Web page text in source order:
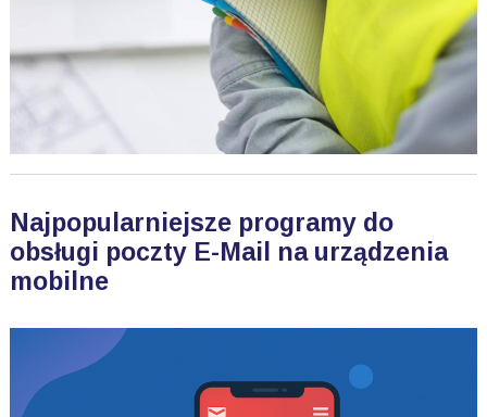
Najpopularniejsze programy do
obsługi poczty E-Mail na urządzenia
mobilne